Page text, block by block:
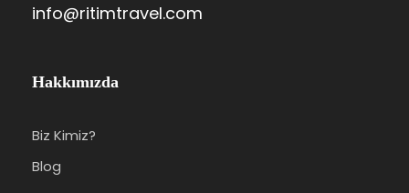
info@ritimtravel.com
Hakkımızda
Biz Kimiz?
Blog